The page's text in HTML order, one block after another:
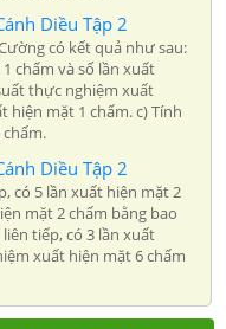
Diều Tập 2
có kết quả như sau:
chấm và số lần xuất
thực nghiệm xuất
hiện mặt 1 chấm. c) Tính
Diều Tập 2
có 5 lần xuất hiện mặt 2
mặt 2 chấm bằng bao
tiếp, có 3 lần xuất
xuất hiện mặt 6 chấm